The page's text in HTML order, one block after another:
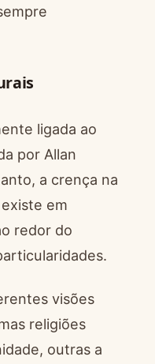
ligada ao
por Allan
a crença na
em
redor do
visões
religiões
outras a